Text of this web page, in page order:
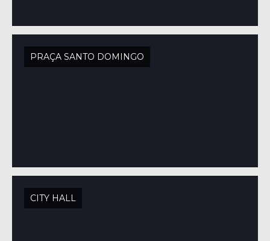
PRAÇA SANTO DOMINGO
CITY HALL